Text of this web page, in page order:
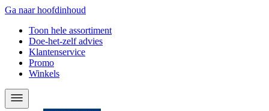
Ga naar hoofdinhoud
Toon hele assortiment
Doe-het-zelf advies
Klantenservice
Promo
Winkels